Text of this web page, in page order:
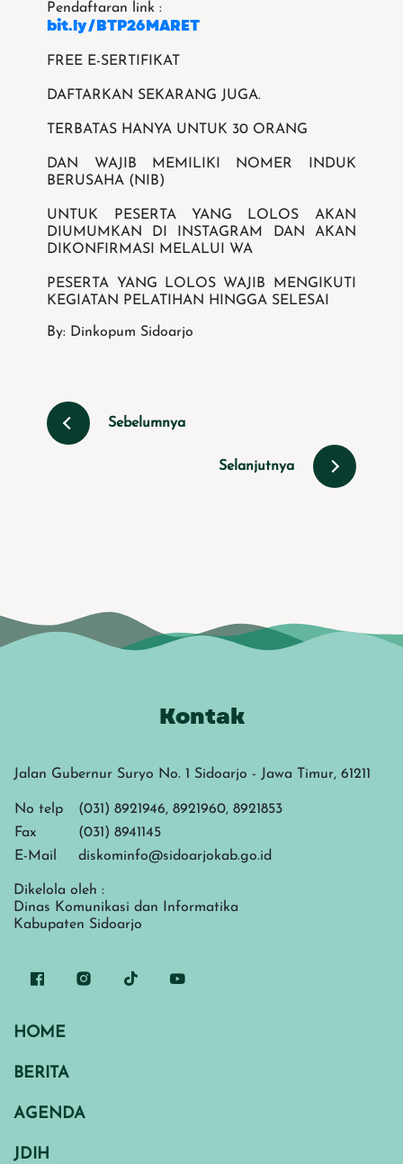
Pendaftaran link :
bit.ly/BTP26MARET
FREE E-SERTIFIKAT
DAFTARKAN SEKARANG JUGA.
TERBATAS HANYA UNTUK 30 ORANG
DAN WAJIB MEMILIKI NOMER INDUK
BERUSAHA (NIB)
UNTUK PESERTA YANG LOLOS AKAN
DIUMUMKAN DI INSTAGRAM DAN AKAN
DIKONFIRMASI MELALUI WA
PESERTA YANG LOLOS WAJIB MENGIKUTI
KEGIATAN PELATIHAN HINGGA SELESAI
By: Dinkopum Sidoarjo
Sebelumnya
Selanjutnya
Kontak
Jalan Gubernur Suryo No. 1 Sidoarjo - Jawa Timur, 61211
No telp
(031) 8921946, 8921960, 8921853
Fax
(031) 8941145
E-Mail
diskominfo@sidoarjokab.go.id
Dikelola oleh :
Dinas Komunikasi dan Informatika
Kabupaten Sidoarjo
HOME
BERITA
AGENDA
JDIH